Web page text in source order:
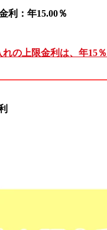
利：年15.00％
れの上限金利は、年15